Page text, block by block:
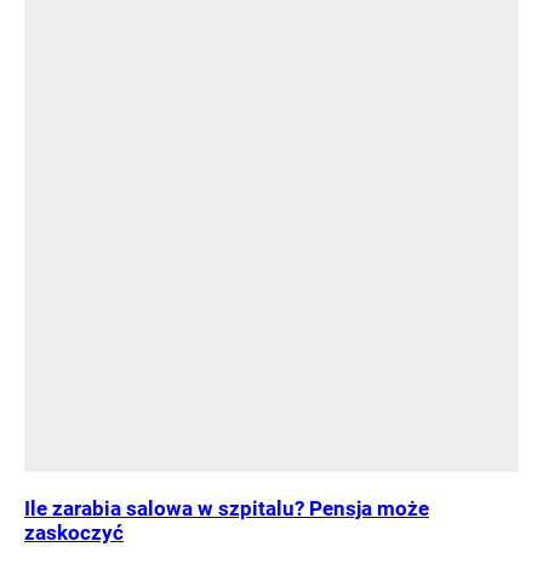
Ile zarabia salowa w szpitalu? Pensja może
zaskoczyć